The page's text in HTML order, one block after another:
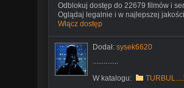
Odblokuj dostęp do 22679 filmów i
Oglądaj legalnie i w najlepszej
Włącz dostęp
Dodał: sysek6620
..............
W katalogu: